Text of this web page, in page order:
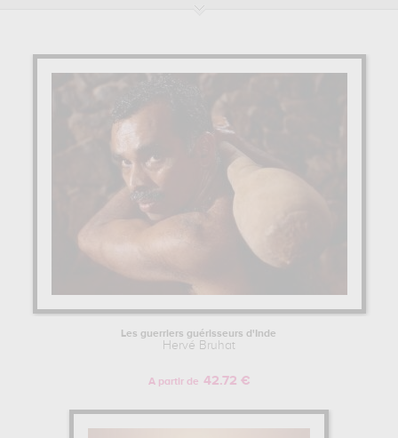
guerriers guérisseurs d'inde, les guerriers guérisseurs d'inde...
de grande qualité des principales œuvres de Hervé Bruhat.
Les guerriers guérisseurs d'Inde
Hervé Bruhat
A partir de 42.72 €